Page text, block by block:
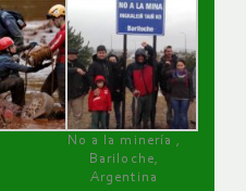
No a la minería ,
Bariloche,
Argentina